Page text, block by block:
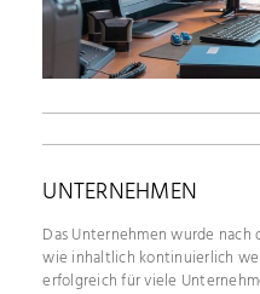
UNTERNEHMEN
Das Unternehmen wurde
wie inhaltlich kontinuierlich
erfolgreich für viele